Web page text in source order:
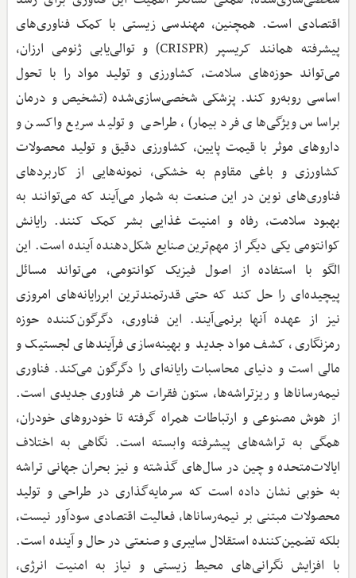
اقتصادی است. همچنین، مهندسی زیستی با کمک فناوری‌های
پیشرفته همانند کریسپر (CRISPR) و توالی‌یابی ژنومی ارزان،
می‌تواند حوزه‌های سلامت، کشاورزی و تولید مواد را با تحول
اساسی روبه‌رو کند. پزشکی شخصی‌سازی‌شده (تشخیص و درمان
براساس ویژگی‌های فرد بیمار)، طراحی و تولید سریع واکسن و
داروهای موثر با قیمت پایین، کشاورزی دقیق و تولید محصولات
کشاورزی و باغی مقاوم به خشکی، نمونه‌هایی از کاربردهای
فناوری‌های نوین در این صنعت به شمار می‌آیند که می‌توانند به
بهبود سلامت، رفاه و امنیت غذایی بشر کمک کنند. رایانش
کوانتومی یکی دیگر از مهم‌ترین صنایع شکل‌دهنده آینده است. این
الگو با استفاده از اصول فیزیک کوانتومی، می‌تواند مسائل
پیچیده‌ای را حل کند که حتی قدرتمندترین ابررایانه‌های امروزی
نیز از عهده آنها برنمی‌آیند. این فناوری، دگرگون‌کننده حوزه
رمزنگاری، کشف مواد جدید و بهینه‌سازی فرآیندهای لجستیک و
مالی است و دنیای محاسبات رایانه‌ای را دگرگون می‌کند. فناوری
نیمه‌رساناها و ریزتراشه‌ها، ستون فقرات هر فناوری جدیدی است.
از هوش مصنوعی و ارتباطات همراه گرفته تا خودروهای خودران،
همگی به تراشه‌های پیشرفته وابسته است. نگاهی به اختلاف
ایالات‌متحده و چین در سال‌های گذشته و نیز بحران جهانی تراشه
به خوبی نشان داده است که سرمایه‌گذاری در طراحی و تولید
محصولات مبتنی بر نیمه‌رساناها، فعالیت اقتصادی سودآور نیست،
بلکه تضمین‌کننده استقلال سایبری و صنعتی در حال و آینده است.
با افزایش نگرانی‌های محیط ‌زیستی و نیاز به امنیت انرژی،